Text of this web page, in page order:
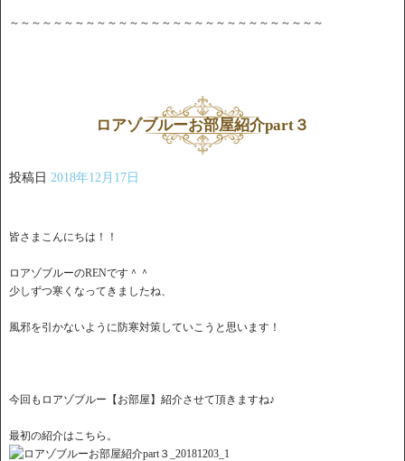
～～～～～～～～～～～～～～～～～～～～～～～～～～～～～
ロアゾブルーお部屋紹介part３
投稿日 2018年12月17日
皆さまこんにちは！！
ロアゾブルーのRENです＾＾
少しずつ寒くなってきましたね、
風邪を引かないように防寒対策していこうと思います！
今回もロアゾブルー【お部屋】紹介させて頂きますね♪
最初の紹介はこちら。